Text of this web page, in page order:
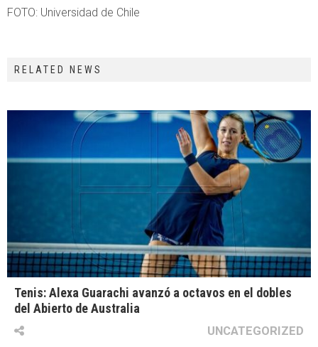
FOTO: Universidad de Chile
RELATED NEWS
Tenis: Alexa Guarachi avanzó a octavos en el dobles
del Abierto de Australia
UNCATEGORIZED